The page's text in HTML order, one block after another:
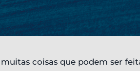
coisas que podem ser